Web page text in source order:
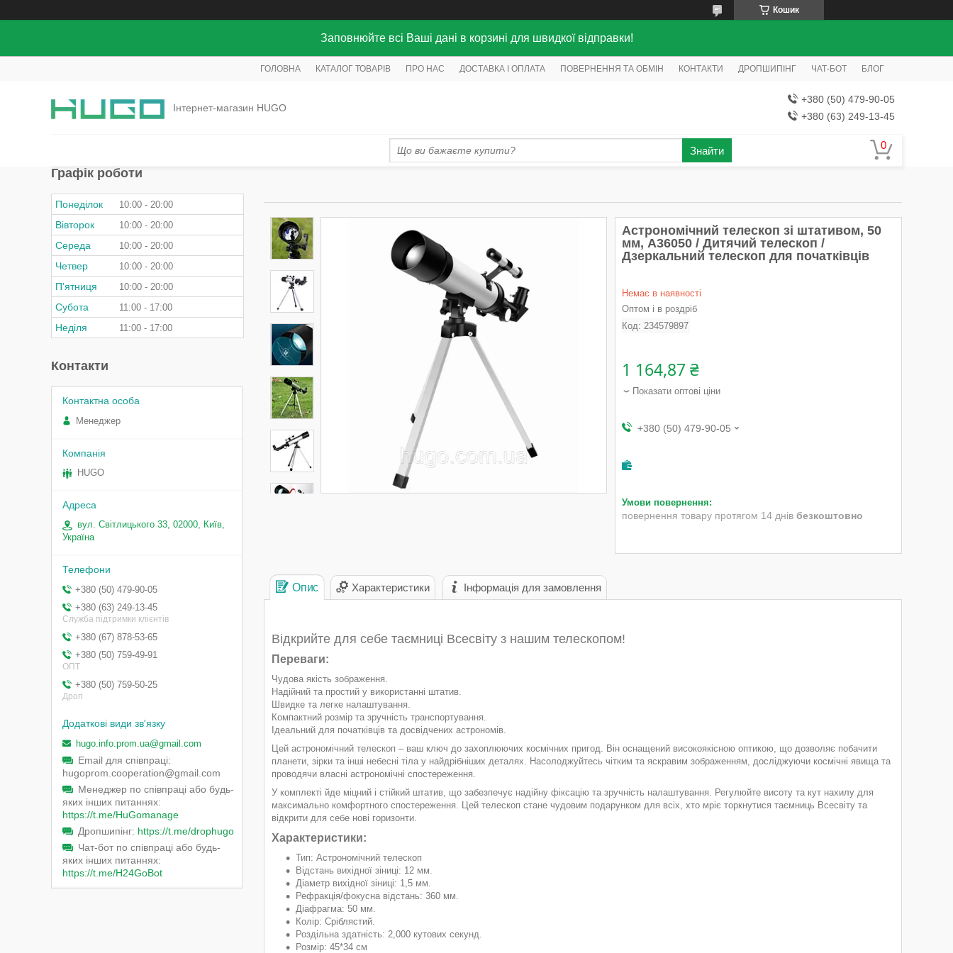
Кошик
Заповнюйте всі Ваші дані в корзині для швидкої відправки!
ГОЛОВНА КАТАЛОГ ТОВАРІВ ПРО НАС ДОСТАВКА І ОПЛАТА ПОВЕРНЕННЯ ТА ОБМІН КОНТАКТИ ДРОПШИПІНГ ЧАТ-БОТ БЛОГ
Інтернет-магазин HUGO
+380 (50) 479-90-05
+380 (63) 249-13-45
Знайти
Астрономічний телескоп зі штативом, 50
мм, A36050 / Дитячий телескоп /
Дзеркальний телескоп для початківців
Немає в наявності
Оптом і в роздріб
Код: 234579897
1 164,87 ₴
Показати оптові ціни
+380 (50) 479-90-05
повернення товару протягом 14 днів безкоштовно
Опис Характеристики Інформація для замовлення
Відкрийте для себе таємниці Всесвіту з нашим телескопом!
Переваги:
Чудова якість зображення.
Надійний та простий у використанні штатив.
Швидке та легке налаштування.
Компактний розмір та зручність транспортування.
Ідеальний для початківців та досвідчених астрономів.
Цей астрономічний телескоп – ваш ключ до захоплюючих космічних пригод. Він оснащений високоякісною оптикою, що дозволяє побачити
планети, зірки та інші небесні тіла у найдрібніших деталях. Насолоджуйтесь чітким та яскравим зображенням, досліджуючи космічні явища та
проводячи власні астрономічні спостереження.
У комплекті йде міцний і стійкий штатив, що забезпечує надійну фіксацію та зручність налаштування. Регулюйте висоту та кут нахилу для
максимально комфортного спостереження. Цей телескоп стане чудовим подарунком для всіх, хто мріє торкнутися таємниць Всесвіту та
відкрити для себе нові горизонти.
Характеристики:
Тип: Астрономічний телескоп
Відстань вихідної зіниці: 12 мм.
Діаметр вихідної зіниці: 1,5 мм.
Рефракція/фокусна відстань: 360 мм.
Діафрагма: 50 мм.
Колір: Сріблястий.
Роздільна здатність: 2,000 кутових секунд.
Розмір: 45*34 см
Графік роботи
Понеділок 10:00 20:00
Вівторок 10:00 20:00
Середа 10:00 20:00
Четвер 10:00 20:00
Пʼятниця 10:00 20:00
Субота 11:00 17:00
Неділя 11:00 17:00
Контакти
Менеджер
HUGO
вул. Світлицького 33, 02000, Київ,
Україна
+380 (50) 479-90-05
+380 (63) 249-13-45
Служба підтримки клієнтів
+380 (67) 878-53-65
+380 (50) 759-49-91
ОПТ
+380 (50) 759-50-25
Дроп
hugo.info.prom.ua@gmail.com
Email для співпраці
hugoprom.cooperation@gmail.com
Менеджер по співпраці або будь-
яких інших питаннях
https://t.me/HuGomanage
Дропшипінг https://t.me/drophugo
Чат-бот по співпраці або будь-
яких інших питаннях
https://t.me/H24GoBot